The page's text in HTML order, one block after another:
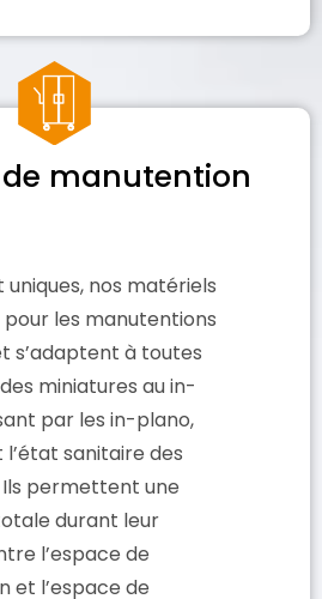
manutention
nos matériels
les manutentions
s’adaptent à toutes
miniatures au in-
par les in-plano,
l’état sanitaire des
permettent une
durant leur
l’espace de
et l’espace de